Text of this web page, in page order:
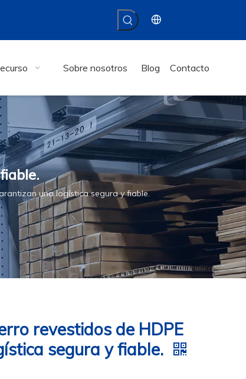
Sobre nosotros Blog Contacto
una logística segura y fiable.
revestidos de HDPE
segura y fiable.